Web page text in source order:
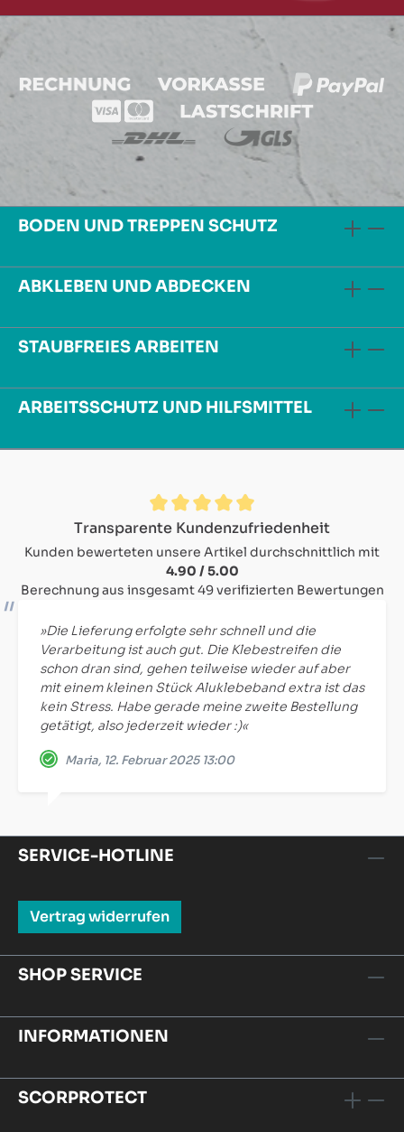
BODEN UND TREPPEN SCHUTZ
ABKLEBEN UND ABDECKEN
STAUBFREIES ARBEITEN
ARBEITSSCHUTZ UND HILFSMITTEL
Durchschnittliche Bewertung von 4.9 von 5 Sternen
Transparente Kundenzufriedenheit
Kunden bewerteten unsere Artikel durchschnittlich mit
4.90 / 5.00
Berechnung aus insgesamt 49 verifizierten Bewertungen
»Die Lieferung erfolgte sehr schnell und die
Verarbeitung ist auch gut. Die Klebestreifen die
schon dran sind, gehen teilweise wieder auf aber
mit einem kleinen Stück Aluklebeband extra ist das
kein Stress. Habe gerade meine zweite Bestellung
getätigt, also jederzeit wieder :)«
Maria, 12. Februar 2025 13:00
SERVICE-HOTLINE
Vertrag widerrufen
SHOP SERVICE
INFORMATIONEN
SCORPROTECT